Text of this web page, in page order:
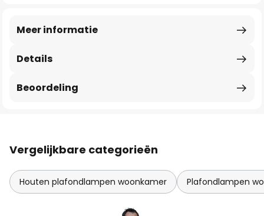
Details
Meer informatie
Beoordeling
Vergelijkbare categorieën
Houten plafondlampen woonkamer Plafondlampen